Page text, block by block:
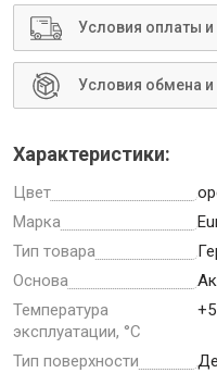
Условия оплаты и
Условия обмена и
Характеристики:
Цвет
Марка
Тип товара
Основа
Температура
эксплуатации, °С
Тип поверхности
Пистолеты для
Инструмент для
Ещё 2